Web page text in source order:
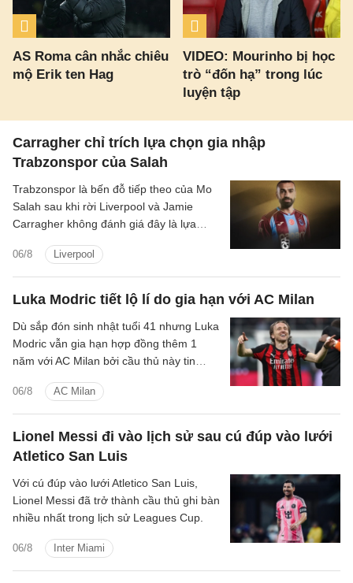
AS Roma cân nhắc chiêu
mộ Erik ten Hag
VIDEO: Mourinho bị học
trò “đốn hạ” trong lúc
luyện tập
Carragher chỉ trích lựa chọn gia nhập
Trabzonspor của Salah
06/8 Liverpool
Trabzonspor là bến đỗ tiếp theo của Mo
Salah sau khi rời Liverpool và Jamie
Carragher không đánh giá đây là lựa
Luka Modric tiết lộ lí do gia hạn với AC Milan
06/8 AC Milan
Dù sắp đón sinh nhật tuổi 41 nhưng Luka
Modric vẫn gia hạn hợp đồng thêm 1
năm với AC Milan bởi cầu thủ này tin
ở đội bóng.
Lionel Messi đi vào lịch sử sau cú đúp vào lưới
Atletico San Luis
06/8 Inter Miami
Với cú đúp vào lưới Atletico San Luis,
Lionel Messi đã trở thành cầu thủ ghi bàn
nhiều nhất trong lịch sử Leagues Cup.